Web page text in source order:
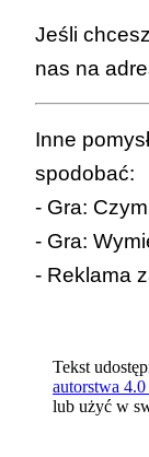
Jeśli
nas na
Inne
spodobać:
- Gra:
- Gra:
- Reklama
Tekst
autorstwa
lub użyć w